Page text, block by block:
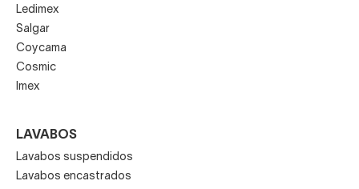
Ledimex
Salgar
Coycama
Cosmic
Imex
LAVABOS
Lavabos suspendidos
Lavabos encastrados